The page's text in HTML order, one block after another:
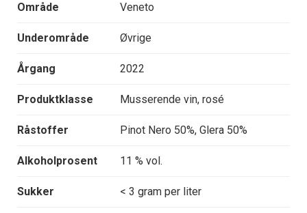
Område Veneto
Underområde Øvrige
Årgang 2022
Produktklasse Musserende vin, rosé
Råstoffer Pinot Nero 50%, Glera 50%
Alkoholprosent 11 % vol.
Sukker < 3 gram per liter